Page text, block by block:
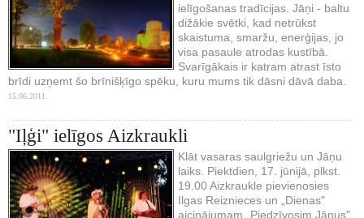
ielīgošanas tradīcijas. Jāņi - baltu
dižākie svētki, kad netrūkst
skaistuma, smaržu, enerģijas, jo
visa pasaule atrodas kustībā.
Svarīgākais ir katram atrast īsto
brīdi uzņemt šo brīnišķīgo spēku, kuru mums tik dāsni dāvā daba.
15.06.2011.
"Iļģi" ielīgos Aizkraukli
Klāt vasaras saulgriežu un Jāņu
laiks. Piektdien, 17. jūnijā, plkst.
19.00 Aizkraukle pievienosies
Ilgas Reiznieces un „Dienas"
aicinājumam „Piedzīvosim Jāņus".